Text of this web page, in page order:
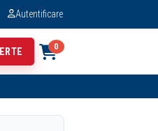
Autentificare
0